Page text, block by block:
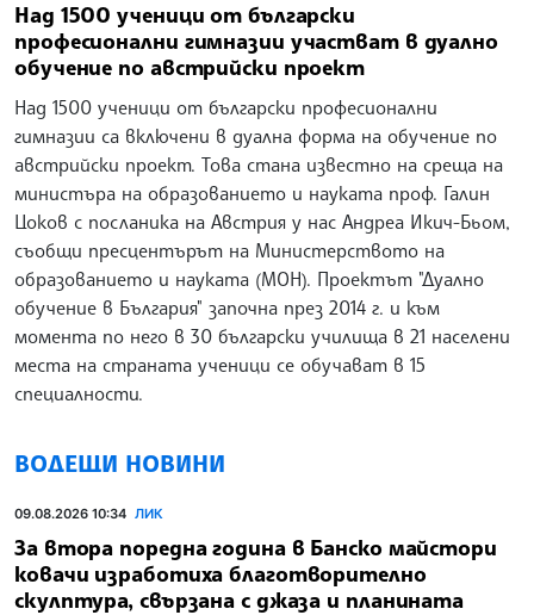
Над 1500 ученици от български
професионални гимназии участват в дуално
обучение по австрийски проект
Над 1500 ученици от български професионални
гимназии са включени в дуална форма на обучение по
австрийски проект. Това стана известно на среща на
министъра на образованието и науката проф. Галин
Цоков с посланика на Австрия у нас Андреа Икич-Бьом,
съобщи пресцентърът на Министерството на
образованието и науката (МОН). Проектът "Дуално
обучение в България" започна през 2014 г. и към
момента по него в 30 български училища в 21 населени
места на страната ученици се обучават в 15
специалности.
ВОДЕЩИ НОВИНИ
09.08.2026 10:34 ЛИК
За втора поредна година в Банско майстори
ковачи изработиха благотворително
скулптура, свързана с джаза и планината